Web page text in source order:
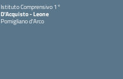
Istituto Comprensivo 1°
D'Acquisto - Leone
Pomigliano d'Arco
— Visita la pagina iniziale della scuola